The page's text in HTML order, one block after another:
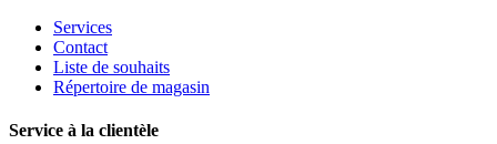
Services
Contact
Liste de souhaits
Répertoire de magasin
Service à la clientèle